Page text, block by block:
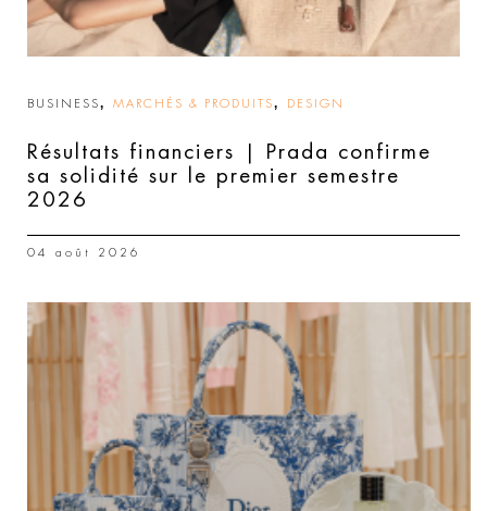
BUSINESS, MARCHÉS & PRODUITS, DESIGN
Résultats financiers | Prada confirme
sa solidité sur le premier semestre
2026
04 août 2026